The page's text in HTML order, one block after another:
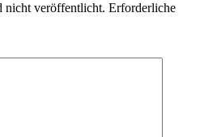
nicht veröffentlicht. Erforderliche